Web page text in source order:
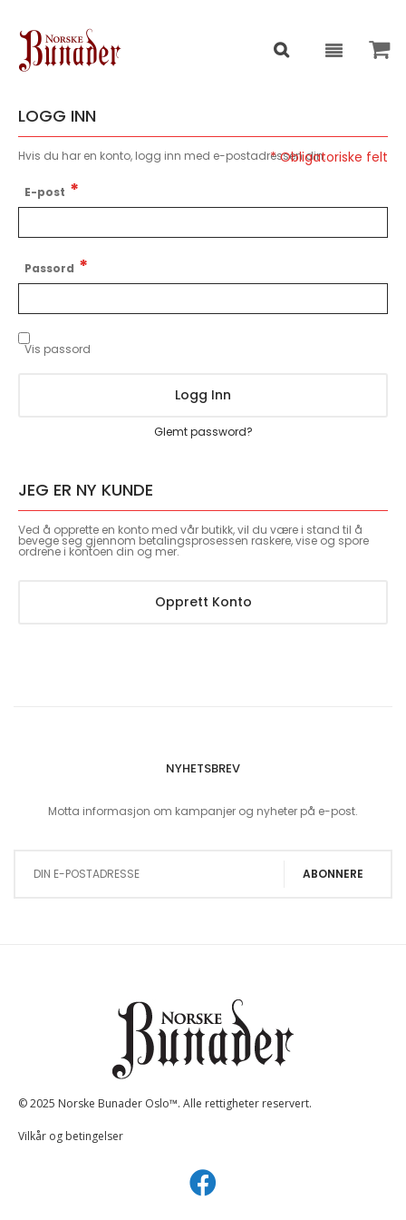
LOGG INN
Hvis du har en konto, logg inn med e-postadressen din.
E-post
Passord
Vis passord
Logg Inn
Glemt password?
JEG ER NY KUNDE
Ved å opprette en konto med vår butikk, vil du være i stand til å
bevege seg gjennom betalingsprosessen raskere, vise og spore
ordrene i kontoen din og mer.
Opprett Konto
NYHETSBREV
Motta informasjon om kampanjer og nyheter på e-post.
ABONNERE
© 2025 Norske Bunader Oslo™. Alle rettigheter reservert.
Vilkår og betingelser